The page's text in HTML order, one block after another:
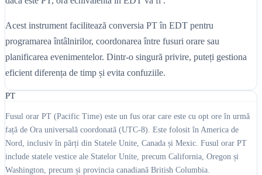
Acest instrument facilitează conversia PT în EDT pentru
programarea întâlnirilor, coordonarea între fusuri orare sau
planificarea evenimentelor. Dintr-o singură privire, puteți gestiona
eficient diferența de timp și evita confuziile.
PT
Fusul orar PT (Pacific Time) este un fus orar care este cu opt ore în urmă
față de Ora universală coordonată (UTC-8). Este folosit în America de
Nord, inclusiv în părți din Statele Unite, Canada și Mexic. Fusul orar PT
include statele vestice ale Statelor Unite, precum California, Oregon și
Washington, precum și provincia canadiană British Columbia.